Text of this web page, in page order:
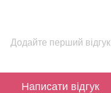
Додайте перший відгук
Написати відгук